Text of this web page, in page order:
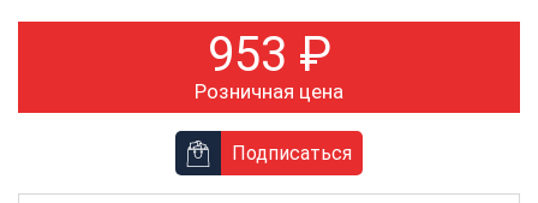
953 ₽
Розничная цена
Подписаться